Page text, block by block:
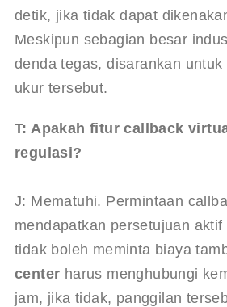
detik, jika tidak dapat
Meskipun sebagian besar
denda tegas, disarankan
ukur tersebut.
T: Apakah fitur callback
regulasi?
J: Mematuhi. Permintaan
mendapatkan persetujuan
tidak boleh meminta biaya
center harus menghubungi
jam, jika tidak, panggilan